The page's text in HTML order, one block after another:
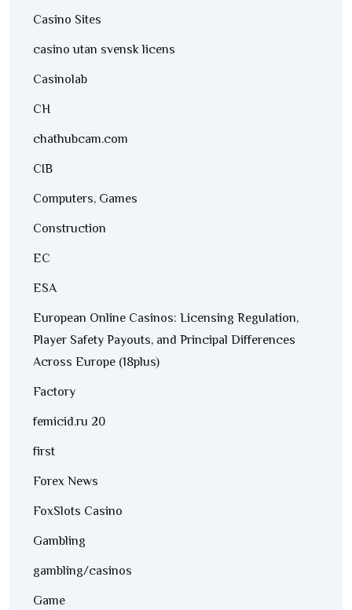
Casino Sites
casino utan svensk licens
Casinolab
CH
chathubcam.com
CIB
Computers, Games
Construction
EC
ESA
European Online Casinos: Licensing Regulation,
Player Safety Payouts, and Principal Differences
Across Europe (18plus)
Factory
femicid.ru 20
first
Forex News
FoxSlots Casino
Gambling
gambling/casinos
Game